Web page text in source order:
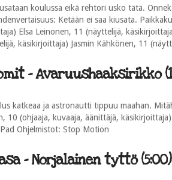
koulussa eikä rehtori usko tätä.
Ketään ei saa kiusata.
Elsa Leinonen, 11 (näyttelijä,
käsikirjoittaja) Jasmin Kähkönen, 11
- Avaruushaaksirikko
katkeaa ja astronautti tippuu maahan.
10 (ohjaaja, kuvaaja, äänittäjä,
Ohjelmistot: Stop Motion
- Norjalainen tyttö (5:00)